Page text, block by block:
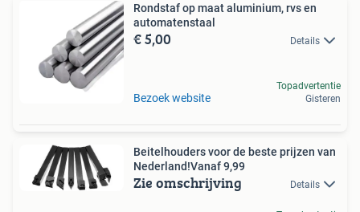
Rondstaf op maat aluminium, rvs en
automatenstaal
€ 5,00 Details
Bezoek website
Topadvertentie
Gisteren
Beitelhouders voor de beste prijzen van
Nederland!Vanaf 9,99
Zie omschrijving Details